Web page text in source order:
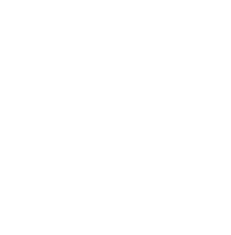
eine ausgezeichnete
sondern auch stilvoll